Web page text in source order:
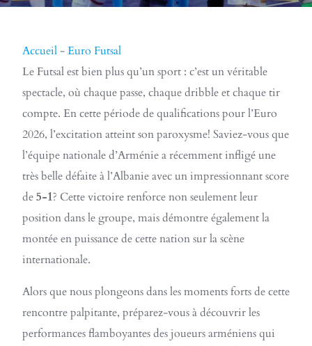
Accueil-Euro Futsal
Le Futsal est bien plus qu’un sport : c’est un véritable
spectacle, où chaque passe, chaque dribble et chaque tir
compte. En cette période de qualifications pour l’Euro
2026, l’excitation atteint son paroxysme! Saviez-vous que
l’équipe nationale d’Arménie a récemment infligé une
très belle défaite à l’Albanie avec un impressionnant score
de5-1? Cette victoire renforce non seulement leur
position dans le groupe, mais démontre également la
montée en puissance de cette nation sur la scène
internationale.
Alors que nous plongeons dans les moments forts de cette
rencontre palpitante, préparez-vous à découvrir les
performances flamboyantes des joueurs arméniens qui